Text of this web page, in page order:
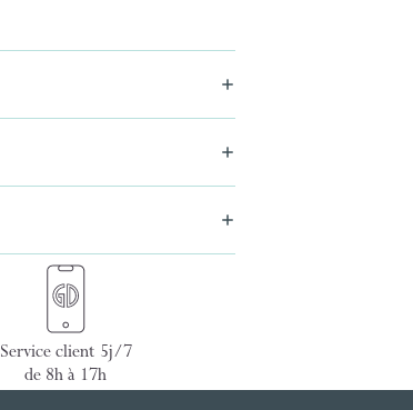
Service client 5j/7
de 8h à 17h